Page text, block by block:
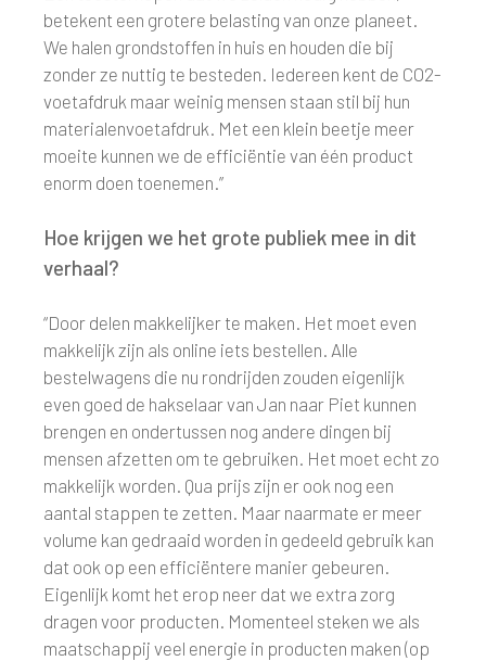
betekent een grotere belasting van onze planeet.
We halen grondstoffen in huis en houden die bij
zonder ze nuttig te besteden. Iedereen kent de CO2-
voetafdruk maar weinig mensen staan stil bij hun
materialenvoetafdruk. Met een klein beetje meer
moeite kunnen we de efficiëntie van één product
enorm doen toenemen.”
Hoe krijgen we het grote publiek mee in dit
verhaal?
“Door delen makkelijker te maken. Het moet even
makkelijk zijn als online iets bestellen. Alle
bestelwagens die nu rondrijden zouden eigenlijk
even goed de hakselaar van Jan naar Piet kunnen
brengen en ondertussen nog andere dingen bij
mensen afzetten om te gebruiken. Het moet echt zo
makkelijk worden. Qua prijs zijn er ook nog een
aantal stappen te zetten. Maar naarmate er meer
volume kan gedraaid worden in gedeeld gebruik kan
dat ook op een efficiëntere manier gebeuren.
Eigenlijk komt het erop neer dat we extra zorg
dragen voor producten. Momenteel steken we als
maatschappij veel energie in producten maken (op